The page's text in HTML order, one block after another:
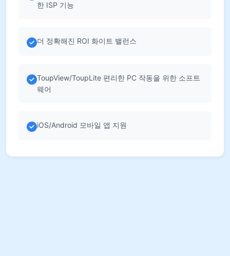
한 ISP 기능
더 정확해진 ROI 화이트 밸런스
ToupView/ToupLite 편리한 PC 작동을 위한 소프트
웨어
iOS/Android 모바일 앱 지원